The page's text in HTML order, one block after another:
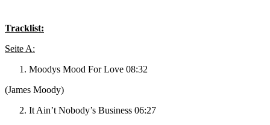
Tracklist:
Seite A:
Moodys Mood For Love 08:32
(James Moody)
It Ain’t Nobody’s Business 06:27